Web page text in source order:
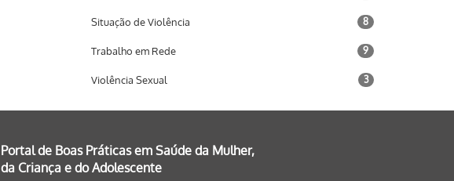
Situação de Violência 8
Trabalho em Rede 9
Violência Sexual 3
Portal de Boas Práticas em Saúde da Mulher,
da Criança e do Adolescente